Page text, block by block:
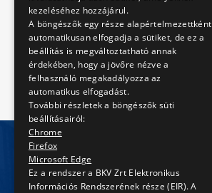
Közérdekű adatok
Közadat kereső
kezeléséhez hozzájárul.
A böngészők egy része alapértelmezettként
automatikusan elfogadja a sütiket, de ez a
beállítás is megváltoztatható annak
érdekében, hogy a jövőre nézve a
felhasználó megakadályozza az
automatikus elfogadást.
További részletek a böngészők süti
beállításairól:
Chrome
Firefox
Microsoft Edge
Ez a rendszer a BKV Zrt Elektronikus
Információs Rendszerének része (EIR). A